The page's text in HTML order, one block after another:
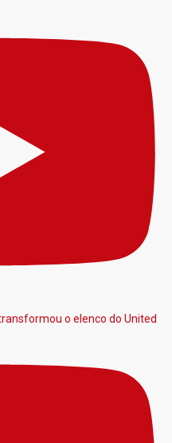
o elenco do United